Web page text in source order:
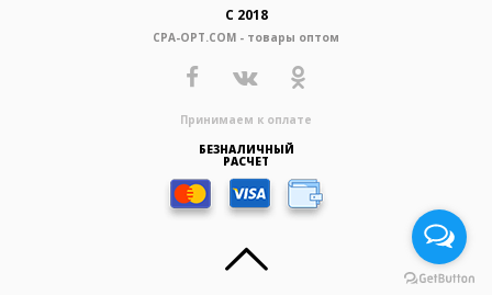
С 2018
CPA-OPT.COM - товары оптом
Принимаем к оплате
БЕЗНАЛИЧНЫЙ
РАСЧЕТ